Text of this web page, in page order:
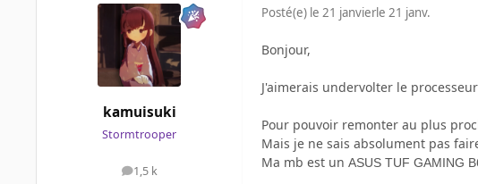
kamuisuki
Stormtrooper
1,5 k
messages
Posté(e) le 21 janvierle 21 janv.
Bonjour,
J'aimerais undervolter le
Pour pouvoir remonter au plus
Mais je ne sais absolument pas
Ma mb est un ASUS TUF GAMING